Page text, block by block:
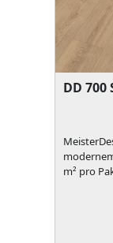
DD 700
m² pro